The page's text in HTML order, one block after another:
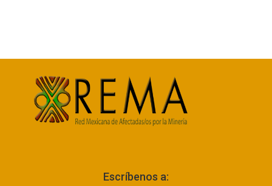
Escríbenos a: